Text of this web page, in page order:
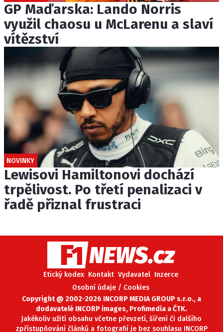
GP Maďarska: Lando Norris
využil chaosu u McLarenu a slaví
vítězství
NOVINKY
Lewisovi Hamiltonovi dochází
trpělivost. Po třetí penalizaci v
řadě přiznal frustraci
Etický kodex Kontakt Vydavatel Inzerce
Osobní údaje / Cookies
Copyright @ 2002-2026 INCORP MEDIA GROUP s.r.o., a
dodavatelé INCORP images, Profimedia a ČTK.
Jakékoliv užití obsahu včetne převzetí, šíření či dalšího
zpřístupňování článků a fotografií je bez souhlasu INCORP